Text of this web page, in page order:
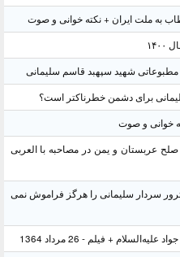
به ملت ایران + نکته خوانی و صوت
مطبوعاتی شهید سپهبد قاسم سلیمانی
برای دشمن خطرناکتر است؟
خوانی و صوت
عربستان و یمن در مصاحبه با العربی
سردار سلیمانی را هرگز فراموش نمی
+ فیلم - 26 مرداد 1364